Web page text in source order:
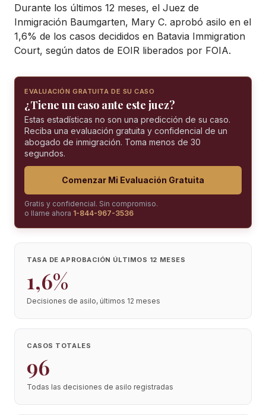
Durante los últimos 12 meses, el Juez de
Inmigración Baumgarten, Mary C. aprobó asilo en el
1,6% de los casos decididos en Batavia Immigration
Court, según datos de EOIR liberados por FOIA.
EVALUACIÓN GRATUITA DE SU CASO
¿Tiene un caso ante este juez?
Estas estadísticas no son una predicción de su caso.
Reciba una evaluación gratuita y confidencial de un
abogado de inmigración. Toma menos de 30
segundos.
Comenzar Mi Evaluación Gratuita
Gratis y confidencial. Sin compromiso.
o llame ahora 1-844-967-3536
TASA DE APROBACIÓN ÚLTIMOS 12 MESES
1,6%
Decisiones de asilo, últimos 12 meses
CASOS TOTALES
96
Todas las decisiones de asilo registradas